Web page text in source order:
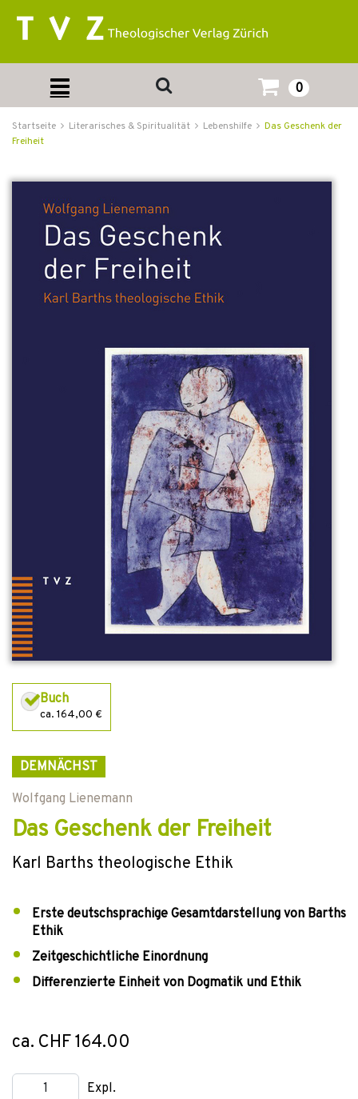
0
Startseite Literarisches & Spiritualität Lebenshilfe
Das Geschenk der
Freiheit
Buch
ca. 164,00 €
DEMNÄCHST
Wolfgang Lienemann
Das Geschenk der Freiheit
Karl Barths theologische Ethik
Erste deutschsprachige Gesamtdarstellung von Barths
Ethik
Zeitgeschichtliche Einordnung
Differenzierte Einheit von Dogmatik und Ethik
ca. CHF 164.00
Expl.